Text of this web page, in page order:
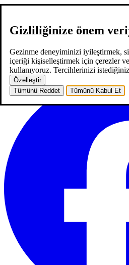
Gizliliğinize önem
Gezinme deneyiminizi iyileştirmek,
içeriği kişiselleştirmek için çerezler
kullanıyoruz. Tercihlerinizi
Özelleştir
Tümünü Reddet
Tümünü Kabul Et
hakkımızdahizmetlerimizneler yaptık
EN
ana sayfahakkımızdahizmetlerimiz
iletişim